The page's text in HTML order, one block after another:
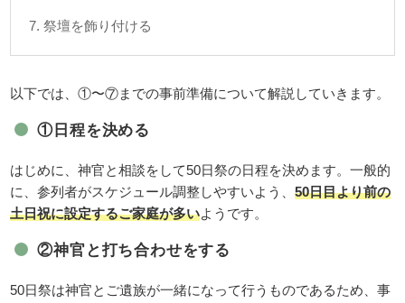
7. 祭壇を飾り付ける
以下では、①〜⑦までの事前準備について解説していきます。
①日程を決める
はじめに、神官と相談をして50日祭の日程を決めます。一般的
に、参列者がスケジュール調整しやすいよう、50日目より前の
土日祝に設定するご家庭が多いようです。
②神官と打ち合わせをする
50日祭は神官とご遺族が一緒になって行うものであるため、事